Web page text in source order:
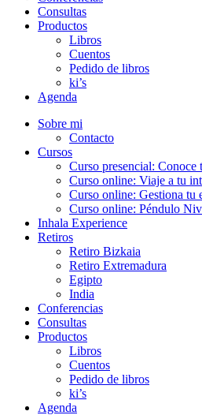
Consultas
Productos
Libros
Cuentos
Pedido de libros
ki’s
Agenda
Sobre mi
Contacto
Cursos
Curso presencial: Conoce
Curso online: Viaje a tu
Curso online: Gestiona tu
Curso online: Péndulo
Inhala Experience
Retiros
Retiro Bizkaia
Retiro Extremadura
Egipto
India
Conferencias
Consultas
Productos
Libros
Cuentos
Pedido de libros
ki’s
Agenda